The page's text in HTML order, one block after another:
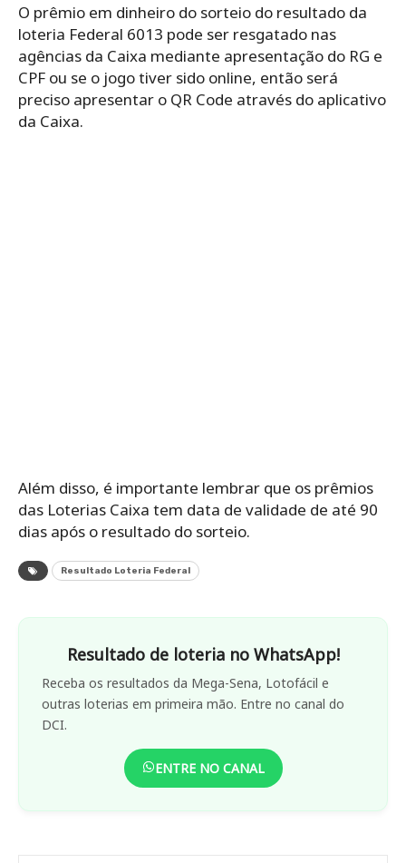
O prêmio em dinheiro do sorteio do resultado da
loteria Federal 6013 pode ser resgatado nas
agências da Caixa mediante apresentação do RG e
CPF ou se o jogo tiver sido online, então será
preciso apresentar o QR Code através do aplicativo
da Caixa.
Além disso, é importante lembrar que os prêmios
das Loterias Caixa tem data de validade de até 90
dias após o resultado do sorteio.
Resultado Loteria Federal
Resultado de loteria no WhatsApp!
Receba os resultados da Mega-Sena, Lotofácil e
outras loterias em primeira mão. Entre no canal do
DCI.
ENTRE NO CANAL